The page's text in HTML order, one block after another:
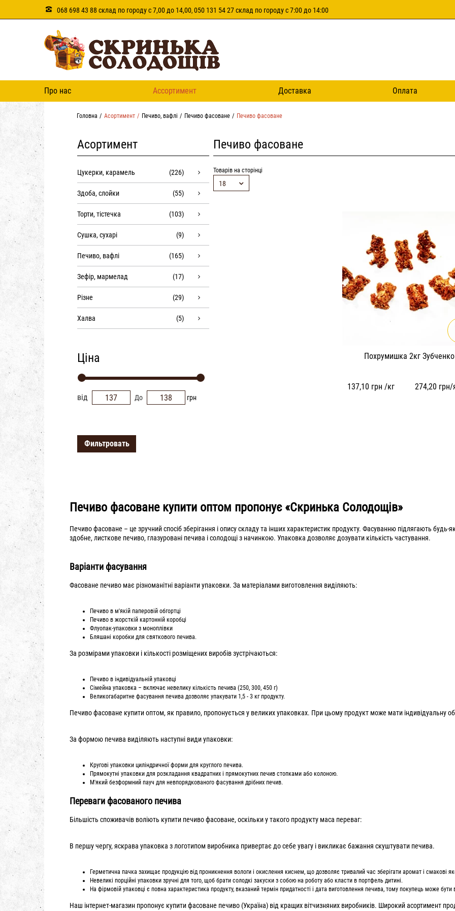
068 698 43 88 склад по городу с 7,00 до 14,00, 050 131 54 27 склад по городу с 7:00 до 14:00
Про нас Ассортимент Доставка Оплата
Головна Асортимент Печиво, вафлі Печиво фасоване Печиво фасоване
Асортимент
Цукерки, карамель (226)
Здоба, слойки (55)
Торти, тістечка (103)
Сушка, сухарі (9)
Печиво, вафлі (165)
Зефір, мармелад (17)
Різне (29)
Халва (5)
Ціна
від До грн
Фильтровать
Печиво фасоване
Товарів на сторінці
18
Похрумишка 2кг Зубченко
137,10 грн /кг 274,20
Печиво фасоване купити оптом пропонує «Скринька Солодощів»
Печиво фасоване – це зручний спосіб зберігання і опису складу та інших характеристик продукту. Фасуванню підлягають будь-
здобне, листкове печиво, глазуровані печива і солодощі з начинкою. Упаковка дозволяє дозувати кількість частування.
Варіанти фасування
Фасоване печиво має різноманітні варіанти упаковки. За матеріалами виготовлення виділяють:
Печиво в м'якій паперовій обгортці
Печиво в жорсткій картонній коробці
Флуопак-упаковки з моноплівки
Бляшані коробки для святкового печива.
За розмірами упаковки і кількості розміщених виробів зустрічаються:
Печиво в індивідуальній упаковці
Сімейна упаковка – включає невелику кількість печива (250, 300, 450 г)
Великогабаритне фасування печива дозволяє упакувати 1,5 - 3 кг продукту.
Печиво фасоване купити оптом, як правило, пропонується у великих упаковках. При цьому продукт може мати індивідуальну
За формою печива виділяють наступні види упаковки:
Кругові упаковки циліндричної форми для круглого печива.
Прямокутні упаковки для розкладання квадратних і прямокутних печив стопками або колоною.
М'який безформний пауч для невпорядкованого фасування дрібних печив.
Переваги фасованого печива
Більшість споживачів воліють купити печиво фасоване, оскільки у такого продукту маса переваг:
В першу чергу, яскрава упаковка з логотипом виробника привертає до себе увагу і викликає бажання скуштувати печива.
Герметична пачка захищає продукцію від проникнення вологи і окислення киснем, що дозволяє тривалий час зберігати аромат і смакові
Невеликі порційні упаковки зручні для того, щоб брати солодкі закуски з собою на роботу або класти в портфель дитині.
На фірмовій упаковці є повна характеристика продукту, вказаний термін придатності і дата виготовлення печива, тому покупець може бути
Наш інтернет-магазин пропонує купити фасоване печиво (Україна) від кращих вітчизняних виробників. Широкий асортимент